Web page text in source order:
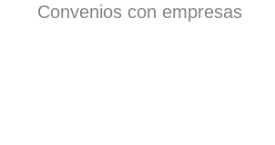
Convenios con empresas